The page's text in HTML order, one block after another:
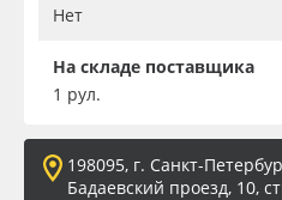
Нет
На складе поставщика
1 рул.
198095, г. Санкт-
Бадаевский проезд, 10,